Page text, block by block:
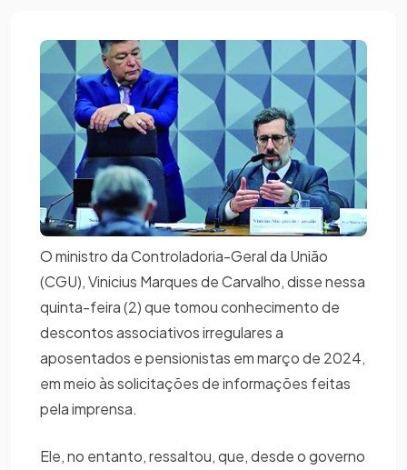
O ministro da Controladoria-Geral da União
(CGU), Vinicius Marques de Carvalho, disse nessa
quinta-feira (2) que tomou conhecimento de
descontos associativos irregulares a
aposentados e pensionistas em março de 2024,
em meio às solicitações de informações feitas
pela imprensa.
Ele, no entanto, ressaltou, que, desde o governo